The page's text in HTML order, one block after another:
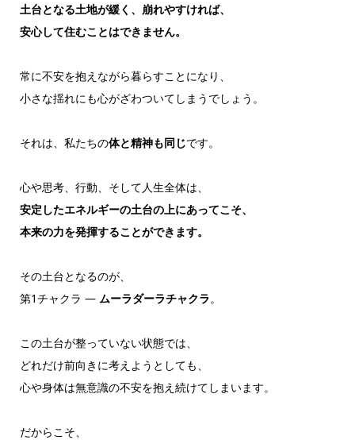
土台となる土地が緩く、崩れやすければ、
安心して住むことはできません。
常に不安を抱えながら暮らすことになり、
小さな揺れにも心がざわついてしまうでしょう。
それは、私たちの体と精神も同じです。
心や思考、行動、そして人生全体は、
安定したエネルギーの土台の上にあってこそ、
本来の力を発揮することができます。
その土台となるのが、
第1チャクラ ― ムーラダーラチャクラ。
この土台が整っていない状態では、
どれだけ前向きに考えようとしても、
心や身体は無意識の不安を抱え続けてしまいます。
だからこそ、